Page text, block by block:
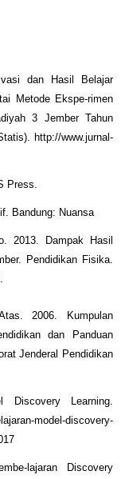
dan Hasil Belajar
Metode Ekspe-rimen
3 Jember Tahun
http://www.jurnal-
Press.
Bandung: Nuansa
2013. Dampak Hasil
Pendidikan Fisika.
2006. Kumpulan
dan Panduan
Jenderal Pendidikan
Discovery Learning.
model-discovery-
lajaran Discovery